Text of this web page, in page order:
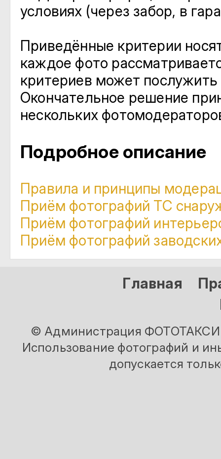
условиях (через забор, в
Приведённые критерии
каждое фото
критериев может
Окончательное решение
нескольких
Подробное описание
Правила и принципы
Приём фотографий ТС
Приём фотографий
Приём фотографий
Главная
© Администрация ФОТОТАКСИ
Использование фотографий и
допускается